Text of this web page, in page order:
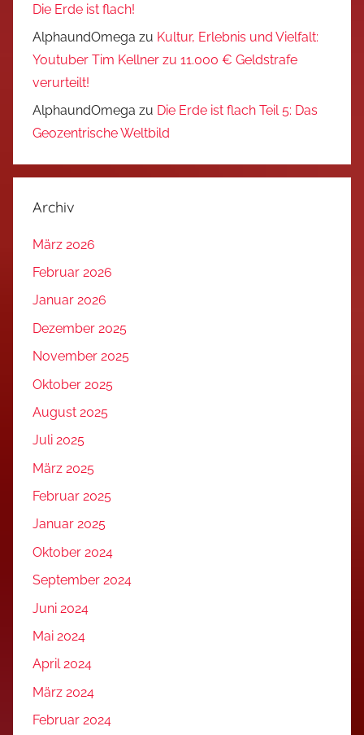
Die Erde ist flach!
AlphaundOmega zu Kultur, Erlebnis und Vielfalt:
Youtuber Tim Kellner zu 11.000 € Geldstrafe
verurteilt!
AlphaundOmega zu Die Erde ist flach Teil 5: Das
Geozentrische Weltbild
Archiv
März 2026
Februar 2026
Januar 2026
Dezember 2025
November 2025
Oktober 2025
August 2025
Juli 2025
März 2025
Februar 2025
Januar 2025
Oktober 2024
September 2024
Juni 2024
Mai 2024
April 2024
März 2024
Februar 2024